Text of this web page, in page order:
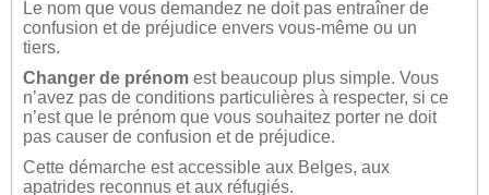
Le nom que vous demandez ne doit pas entraîner de
confusion et de préjudice envers vous-même ou un
tiers.
Changer de prénom est beaucoup plus simple. Vous
n’avez pas de conditions particulières à respecter, si ce
n’est que le prénom que vous souhaitez porter ne doit
pas causer de confusion et de préjudice.
Cette démarche est accessible aux Belges, aux
apatrides reconnus et aux réfugiés.